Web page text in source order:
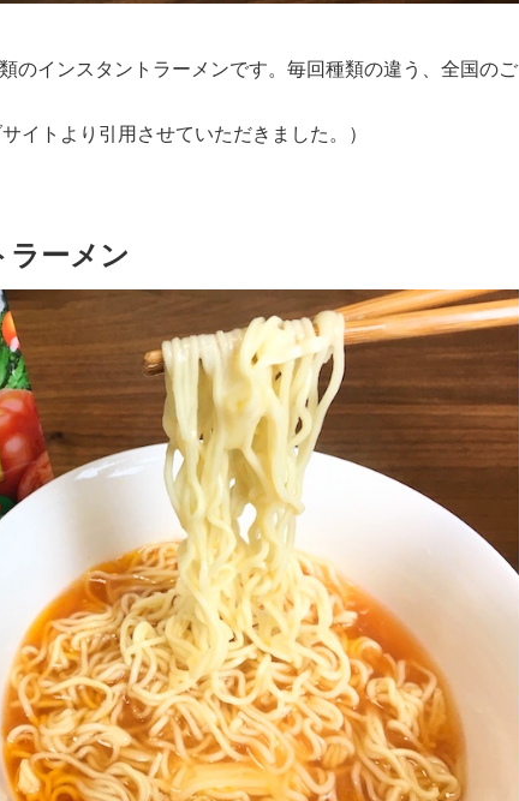
のインスタントラーメンです。毎回種類の違う、全国のご
イトより引用させていただきました。）
ラーメン